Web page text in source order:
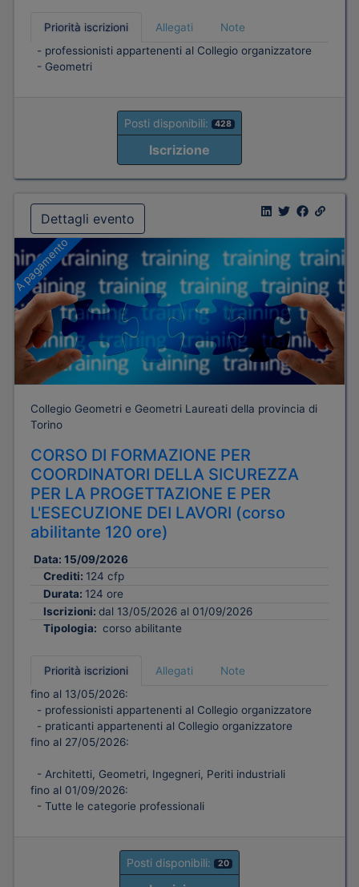
Priorità iscrizioni Allegati
Note
- professionisti appartenenti al Collegio organizzatore
- Geometri
Posti disponibili: 428
Iscrizione
Dettagli evento
A pagamento
Collegio Geometri e Geometri Laureati della provincia di
Torino
CORSO DI FORMAZIONE PER
COORDINATORI DELLA SICUREZZA
PER LA PROGETTAZIONE E PER
L'ESECUZIONE DEI LAVORI (corso
abilitante 120 ore)
Data: 15/09/2026
Crediti: 124 cfp
Durata: 124 ore
Iscrizioni: dal 13/05/2026 al 01/09/2026
Tipologia: corso abilitante
Priorità iscrizioni Allegati
Note
fino al 13/05/2026:
- professionisti appartenenti al Collegio organizzatore
- praticanti appartenenti al Collegio organizzatore
fino al 27/05/2026:
- Architetti, Geometri, Ingegneri, Periti industriali
fino al 01/09/2026:
- Tutte le categorie professionali
Posti disponibili: 20